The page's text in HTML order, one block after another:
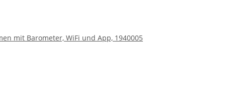
mit Barometer, WiFi und App, 1940005